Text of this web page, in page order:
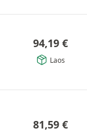
94,19 €
Laos
81,59 €